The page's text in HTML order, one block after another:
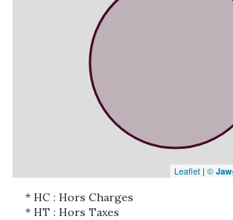
Leaflet | ©
* HC : Hors Charges
* HT : Hors Taxes